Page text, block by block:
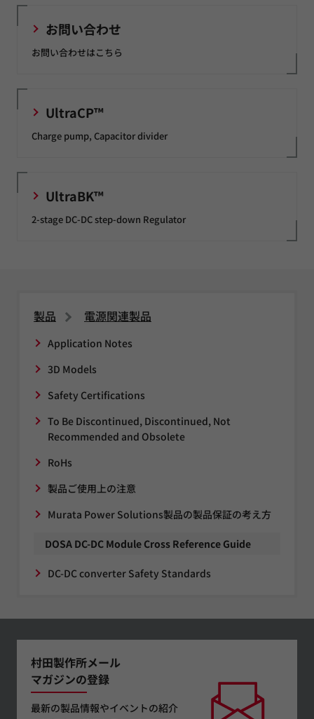
お問い合わせ
お問い合わせはこちら
UltraCP™
Charge pump, Capacitor divider
UltraBK™
2-stage DC-DC step-down Regulator
製品 電源関連製品
Application Notes
3D Models
Safety Certifications
To Be Discontinued, Discontinued, Not
Recommended and Obsolete
RoHs
製品ご使用上の注意
Murata Power Solutions製品の製品保証の考え方
DOSA DC-DC Module Cross Reference Guide
DC-DC converter Safety Standards
村田製作所メール
マガジンの登録
最新の製品情報やイベントの紹介